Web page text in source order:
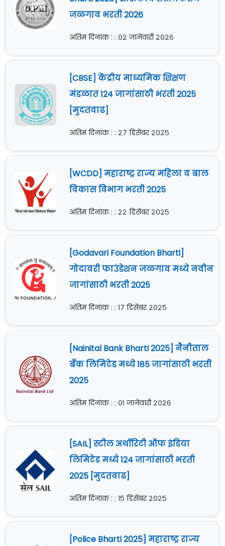
जळगाव भरती 2026
अंतिम दिनांक : : ०२ जानेवारी २०२६
[CBSE] केंद्रीय माध्यमिक शिक्षण
मंडळात 124 जागांसाठी भरती 2025
[मुदतवाढ]
अंतिम दिनांक : : २७ डिसेंबर २०२५
[WCDD] महाराष्ट्र राज्य महिला व बाल
विकास विभाग भरती 2025
अंतिम दिनांक : : २२ डिसेंबर २०२५
[Godavari Foundation Bharti]
गोदावरी फाउंडेशन जळगाव मध्ये नवीन
जागांसाठी भरती 2025
अंतिम दिनांक : : १७ डिसेंबर २०२५
[Nainital Bank Bharti 2025] नैनीताल
बँक लिमिटेड मध्ये 185 जागांसाठी भरती
2025
अंतिम दिनांक : : ०१ जानेवारी २०२६
[SAIL] स्टील अथॉरिटी ऑफ इंडिया
लिमिटेड मध्ये 124 जागांसाठी भरती
2025 [मुदतवाढ]
अंतिम दिनांक : : १५ डिसेंबर २०२५
[Police Bharti 2025] महाराष्ट्र राज्य